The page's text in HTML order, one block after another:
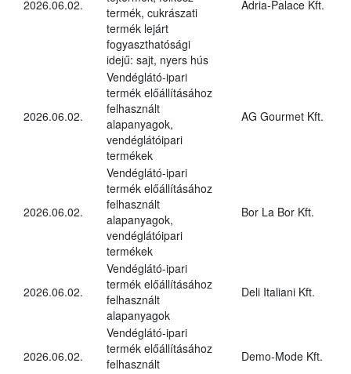
2026.06.02.
termék, cukrászati
termék lejárt
fogyaszthatósági
idejű: sajt, nyers hús
Adria-Palace Kft.
2026.06.02.
Vendéglátó-ipari
termék előállításához
felhasznált
alapanyagok,
vendéglátóipari
termékek
AG Gourmet Kft.
2026.06.02.
Vendéglátó-ipari
termék előállításához
felhasznált
alapanyagok,
vendéglátóipari
termékek
Bor La Bor Kft.
2026.06.02.
Vendéglátó-ipari
termék előállításához
felhasznált
alapanyagok
Deli Italiani Kft.
2026.06.02.
Vendéglátó-ipari
termék előállításához
felhasznált
Demo-Mode Kft.